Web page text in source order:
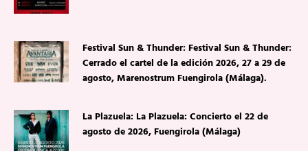
Festival Sun & Thunder: Festival Sun & Thunder:
Cerrado el cartel de la edición 2026, 27 a 29 de
agosto, Marenostrum Fuengirola (Málaga).
La Plazuela: La Plazuela: Concierto el 22 de
agosto de 2026, Fuengirola (Málaga)